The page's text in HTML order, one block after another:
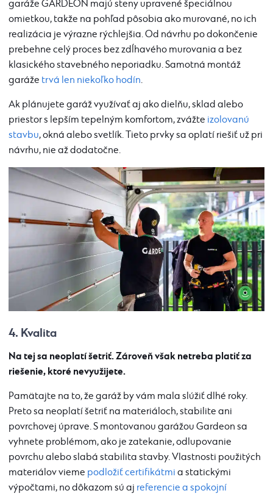
garáže GARDEON majú steny upravené špeciálnou
omietkou, takže na pohľad pôsobia ako murované, no ich
realizácia je výrazne rýchlejšia. Od návrhu po dokončenie
prebehne celý proces bez zdĺhavého murovania a bez
klasického stavebného neporiadku. Samotná montáž
garáže trvá len niekoľko hodín.
Ak plánujete garáž využívať aj ako dielňu, sklad alebo
priestor s lepším tepelným komfortom, zvážte izolovanú
stavbu, okná alebo svetlík. Tieto prvky sa oplatí riešiť už pri
návrhu, nie až dodatočne.
4. Kvalita
Na tej sa neoplatí šetriť. Zároveň však netreba platiť za
riešenie, ktoré nevyužijete.
Pamätajte na to, že garáž by vám mala slúžiť dlhé roky.
Preto sa neoplatí šetriť na materiáloch, stabilite ani
povrchovej úprave. S montovanou garážou Gardeon sa
vyhnete problémom, ako je zatekanie, odlupovanie
povrchu alebo slabá stabilita stavby. Vlastnosti použitých
materiálov vieme podložiť certifikátmi a statickými
výpočtami, no dôkazom sú aj referencie a spokojní